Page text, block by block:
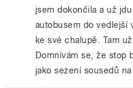
jsem dokončila a už
autobusem do vedlejší
ke své chalupě. Tam
Domnívám se, že stop
jako sezení sousedů